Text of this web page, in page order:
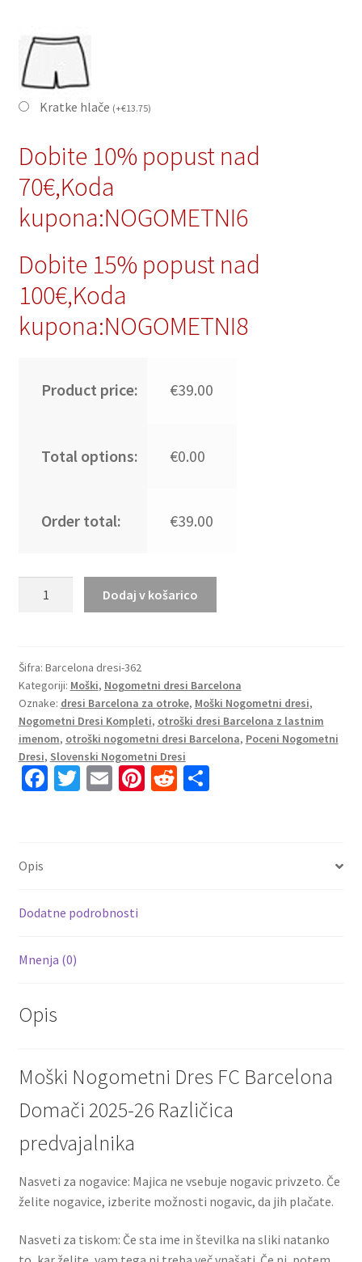
Kratke hlače (+€13.75)
Dobite 10% popust nad
70€,Koda
kupona:NOGOMETNI6
Dobite 15% popust nad
100€,Koda
kupona:NOGOMETNI8
Product price: €39.00
Total options: €0.00
Order total: €39.00
Barcelona
Domači
2025-
26
Dolgi
Rokav
Različica
Dodaj v košarico
Šifra: Barcelona dresi-362
Kategoriji: Moški, Nogometni dresi Barcelona
Oznake: dresi Barcelona za otroke, Moški Nogometni dresi,
Nogometni Dresi Kompleti, otroški dresi Barcelona z lastnim
imenom, otroški nogometni dresi Barcelona, Poceni Nogometni
Dresi, Slovenski Nogometni Dresi
Fa
k
T E Pi R S
Opis
Dodatne podrobnosti
Mnenja (0)
Opis
Moški Nogometni Dres FC Barcelona
Domači 2025-26 Različica
predvajalnika
Nasveti za nogavice: Majica ne vsebuje nogavic privzeto. Če
želite nogavice, izberite možnosti nogavic, da jih plačate.
Nasveti za tiskom: Če sta ime in številka na sliki natanko